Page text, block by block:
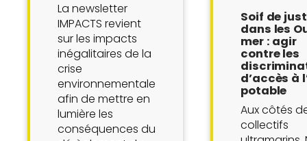
La newsletter
IMPACTS revient
sur les impacts
inégalitaires de la
crise
environnementale
afin de mettre en
lumière les
conséquences du
Soif de
dans les
mer : agir
contre les
d’accès à
potable
Aux côtés
collectifs